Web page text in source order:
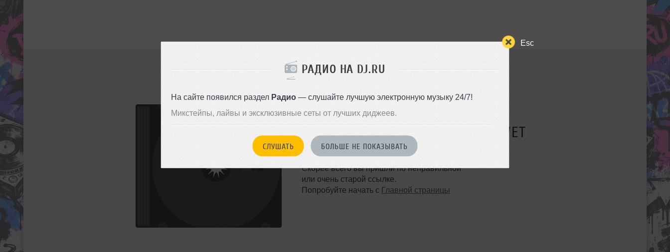
Esc
РАДИО НА DJ.RU
На сайте появился раздел Радио— слушайте лучшую электронную музыку 24/7!
Микстейпы, лайвы и эксклюзивные сеты от лучших диджеев.
СЛУШАТЬ БОЛЬШЕ НЕ ПОКАЗЫВАТЬ
ТАКОЙ СТРАНИЦЫ НЕ СУЩЕСТВУЕТ
Ошибка 404
Скорее всего вы пришли по неправильной
или очень старой ссылке.
Попробуйте начать с Главной страницы